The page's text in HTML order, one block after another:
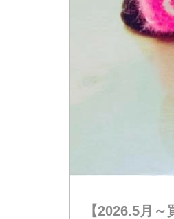
【2026.5月～